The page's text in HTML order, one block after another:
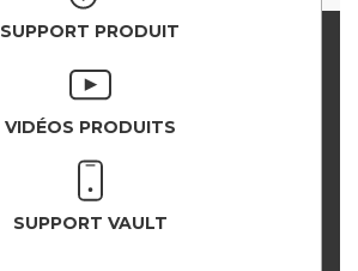
SUPPORT PRODUIT
VIDÉOS PRODUITS
SUPPORT VAULT